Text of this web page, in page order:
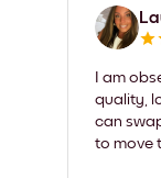
I am
quality,
can
to move